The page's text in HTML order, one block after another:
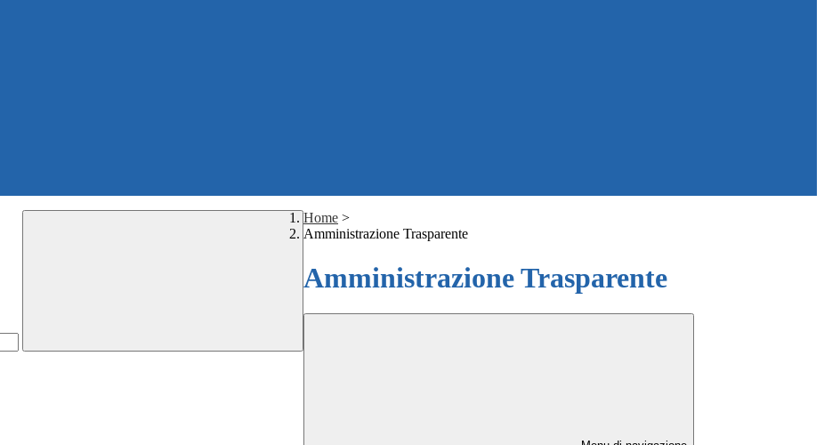
Home >
Amministrazione Trasparente
Amministrazione Trasparente